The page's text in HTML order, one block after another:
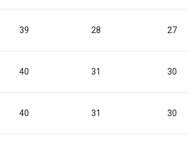
39 28 27
40 31 30
40 31 30